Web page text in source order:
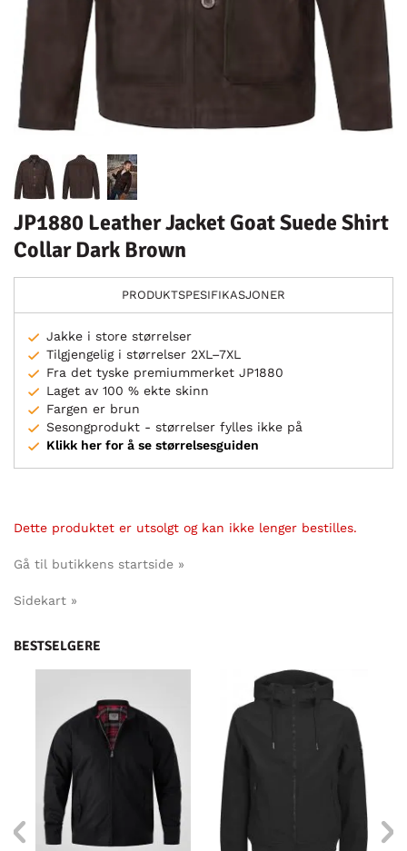
JP1880 Leather Jacket Goat Suede Shirt
Collar Dark Brown
PRODUKTSPESIFIKASJONER
Jakke i store størrelser
Tilgjengelig i størrelser 2XL–7XL
Fra det tyske premiummerket JP1880
Laget av 100 % ekte skinn
Fargen er brun
Sesongprodukt - størrelser fylles ikke på
Klikk her for å se størrelsesguiden
Dette produktet er utsolgt og kan ikke lenger bestilles.
Gå til butikkens startside »
Sidekart »
BESTSELGERE